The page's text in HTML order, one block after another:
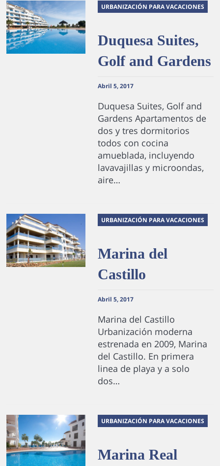
URBANIZACIÓN PARA VACACIONES
Duquesa Suites,
Golf and Gardens
Abril 5, 2017
Duquesa Suites, Golf and
Gardens Apartamentos de
dos y tres dormitorios
todos con cocina
amueblada, incluyendo
lavavajillas y microondas,
aire…
URBANIZACIÓN PARA VACACIONES
Marina del
Castillo
Abril 5, 2017
Marina del Castillo
Urbanización moderna
estrenada en 2009, Marina
del Castillo. En primera
linea de playa y a solo
dos…
URBANIZACIÓN PARA VACACIONES
Marina Real